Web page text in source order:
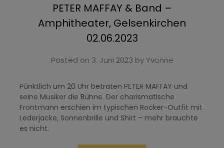
PETER MAFFAY & Band –
Amphitheater, Gelsenkirchen
02.06.2023
Posted on 3. Juni 2023 byYvonne
Pünktlich um 20 Uhr betraten PETER MAFFAY und
seine Musiker die Bühne. Der charismatische
Frontmann erschien im typischen Rocker-Outfit mit
Lederjacke, Sonnenbrille und Shirt – mehr brauchte
es nicht.